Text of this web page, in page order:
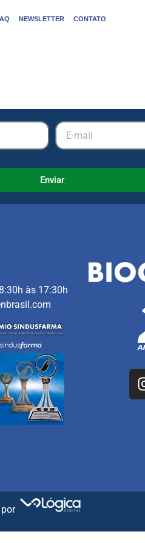
NEWSLETTER CONTATO
Enviar
às 17:30h